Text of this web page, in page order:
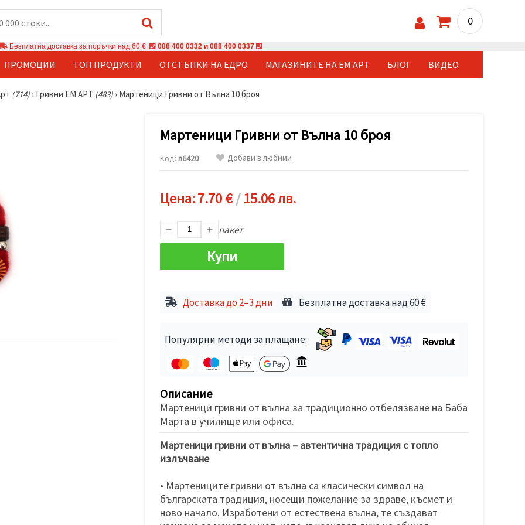
0
Безплатна доставка за поръчки над 60 € 088 400 0332 и 088 400 0337
ПРОМОЦИИ ТОП ПРОДУКТИ ОТСТЪПКИ НА ЕДРО МАГАЗИНИТЕ НА ЕМ АРТ БЛОГ ВИДЕО
(714)› Гривни ЕМ АРТ (483)› Мартеници Гривни от Вълна 10 броя
Мартеници Гривни от Вълна 10 броя
Код: n6420 Добави в любими
Цена:7.70 €/15.06 лв.
пакет
Купи
Доставка до 2–3 дни Безплатна доставка над 60 €
Популярни методи за плащане:
Описание
Мартеници гривни от вълна за традиционно отбелязване на Баба
Марта в училище или офиса.
Мартеници гривни от вълна – автентична традиция с топло
излъчване
• Мартениците гривни от вълна са класически символ на
българската традиция, носещи пожелание за здраве, късмет и
ново начало. Изработени от естествена вълна, те създават